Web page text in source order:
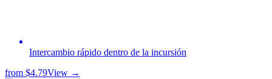
Intercambio rápido dentro de la incursión
from $4.79View →